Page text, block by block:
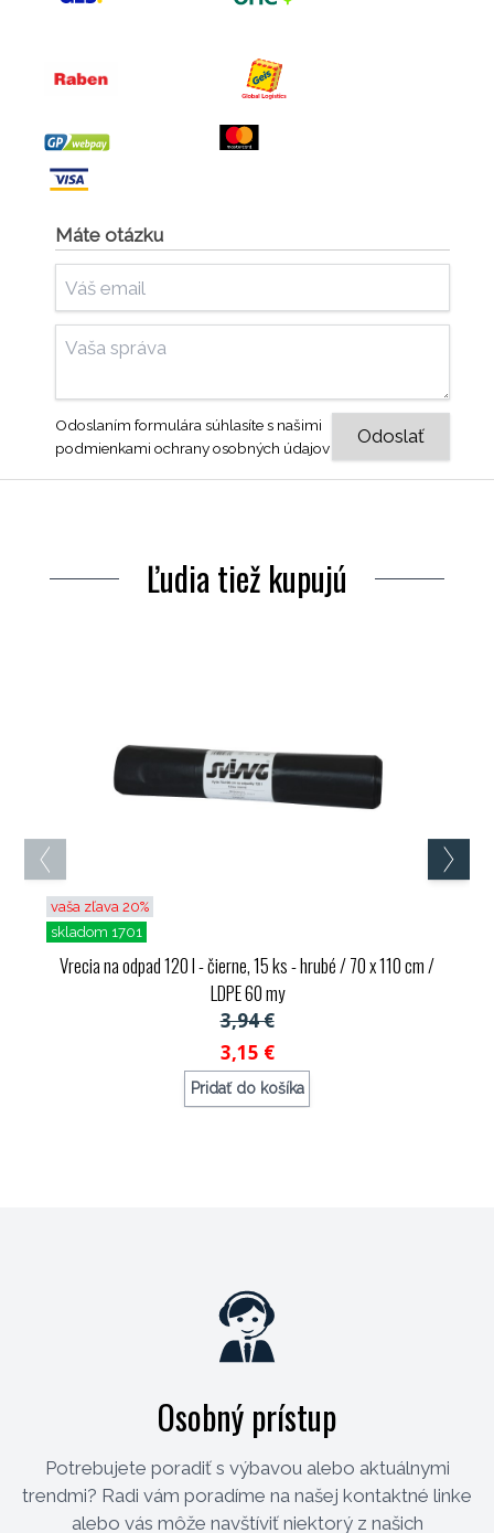
Máte otázku
Odoslaním formulára súhlasíte s našimi
podmienkami ochrany osobných údajov
Ľudia tiež kupujú
vaša zľava 20%
skladom 1701
Vrecia na odpad 120 l - čierne, 15 ks - hrubé / 70 x 110 cm /
LDPE 60 my
3,94 €
3,15 €
Pridať do košíka
Osobný prístup
Potrebujete poradiť s výbavou alebo aktuálnymi
trendmi? Radi vám poradíme na našej kontaktné linke
alebo vás môže navštíviť niektorý z našich